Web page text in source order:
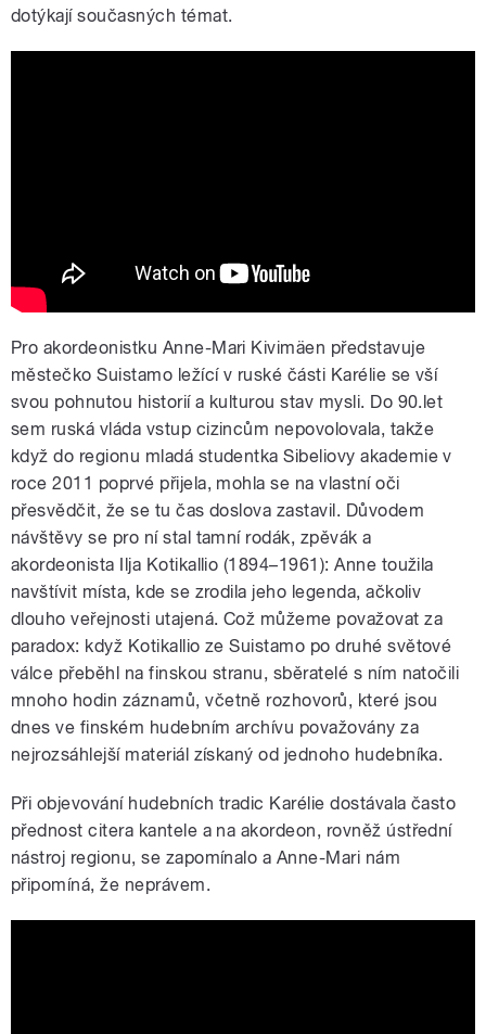
dotýkají současných témat.
Pro akordeonistku Anne-Mari Kivimäen představuje
městečko Suistamo ležící v ruské části Karélie se vší
svou pohnutou historií a kulturou stav mysli. Do 90.let
sem ruská vláda vstup cizincům nepovolovala, takže
když do regionu mladá studentka Sibeliovy akademie v
roce 2011 poprvé přijela, mohla se na vlastní oči
přesvědčit, že se tu čas doslova zastavil. Důvodem
návštěvy se pro ní stal tamní rodák, zpěvák a
akordeonista Ilja Kotikallio (1894–1961): Anne toužila
navštívit místa, kde se zrodila jeho legenda, ačkoliv
dlouho veřejnosti utajená. Což můžeme považovat za
paradox: když Kotikallio ze Suistamo po druhé světové
válce přeběhl na finskou stranu, sběratelé s ním natočili
mnoho hodin záznamů, včetně rozhovorů, které jsou
dnes ve finském hudebním archívu považovány za
nejrozsáhlejší materiál získaný od jednoho hudebníka.
Při objevování hudebních tradic Karélie dostávala často
přednost citera kantele a na akordeon, rovněž ústřední
nástroj regionu, se zapomínalo a Anne-Mari nám
připomíná, že neprávem.